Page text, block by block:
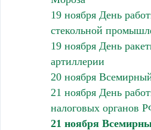
19 ноября День
стекольной
19 ноября День
артиллерии
20 ноября
21 ноября День
налоговых органов
21 ноября